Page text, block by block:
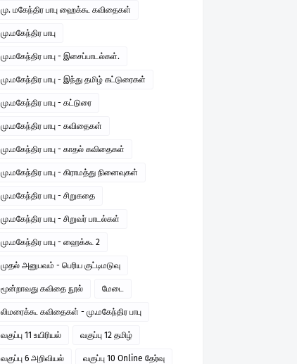
மு. மகேந்திர பாபு ஹைக்கூ கவிதைகள்
மு.மகேந்திர பாபு
மு.மகேந்திர பாபு - இசைப்பாடல்கள்.
மு.மகேந்திர பாபு - இந்து தமிழ் கட்டுரைகள்
மு.மகேந்திர பாபு - கட்டுரை
மு.மகேந்திர பாபு - கவிதைகள்
மு.மகேந்திர பாபு - காதல் கவிதைகள்
மு.மகேந்திர பாபு - கிராமத்து நினைவுகள்
மு.மகேந்திர பாபு - சிறுகதை
மு.மகேந்திர பாபு - சிறுவர் பாடல்கள்
மு.மகேந்திர பாபு - ஹைக்கூ 2
முதல் அனுபவம் - பெரிய குட்டிமடுவு
மூன்றாவது கவிதை நூல் மேடை
லிமரைக்கூ கவிதைகள் - மு.மகேந்திர பாபு
வகுப்பு 11 உயிரியல் வகுப்பு 12 தமிழ்
வகுப்பு 6 அறிவியல் வகுப்பு 10 Online தேர்வு